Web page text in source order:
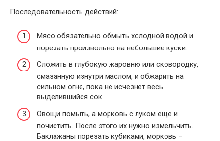
Последовательность действий:
Мясо обязательно обмыть холодной водой и
порезать произвольно на небольшие куски.
Сложить в глубокую жаровню или сковородку,
смазанную изнутри маслом, и обжарить на
сильном огне, пока не исчезнет весь
выделившийся сок.
Овощи помыть, а морковь с луком еще и
почистить. После этого их нужно измельчить.
Баклажаны порезать кубиками, морковь –